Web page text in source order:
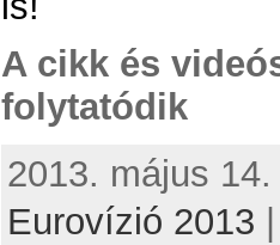
A cikk és
folytatódik
2013. május
Eurovízió 2013